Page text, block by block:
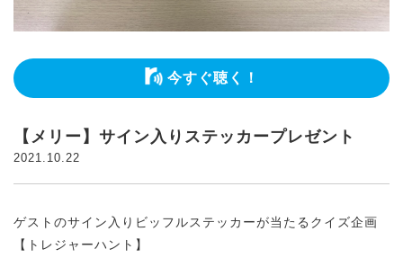
今すぐ聴く！
【メリー】サイン入りステッカープレゼント
2021.10.22
ゲストのサイン入りビッフルステッカーが当たるクイズ企画
【トレジャーハント】